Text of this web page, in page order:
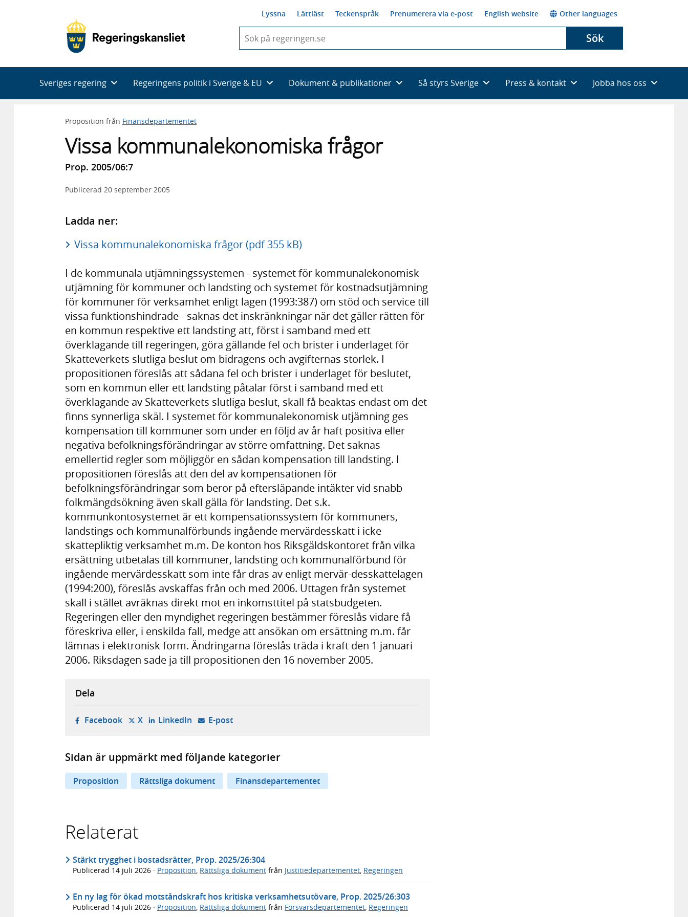
Lyssna Lättläst Teckenspråk Prenumerera via e-post English website Other languages
du
skriva
framträder
en
Sök
Sveriges regering Regeringens politik i Sverige & EU Dokument & publikationer Så styrs Sverige Press & kontakt Jobba hos oss
Proposition från Finansdepartementet
Vissa kommunalekonomiska frågor
Prop. 2005/06:7
Publicerad 20 september 2005
Ladda ner:
Vissa kommunalekonomiska frågor (pdf 355 kB)
I de kommunala utjämningssystemen - systemet för kommunalekonomisk
utjämning för kommuner och landsting och systemet för kostnadsutjämning
för kommuner för verksamhet enligt lagen (1993:387) om stöd och service till
vissa funktionshindrade - saknas det inskränkningar när det gäller rätten för
en kommun respektive ett landsting att, först i samband med ett
överklagande till regeringen, göra gällande fel och brister i underlaget för
Skatteverkets slutliga beslut om bidragens och avgifternas storlek. I
propositionen föreslås att sådana fel och brister i underlaget för beslutet,
som en kommun eller ett landsting påtalar först i samband med ett
överklagande av Skatteverkets slutliga beslut, skall få beaktas endast om det
finns synnerliga skäl. I systemet för kommunalekonomisk utjämning ges
kompensation till kommuner som under en följd av år haft positiva eller
negativa befolkningsförändringar av större omfattning. Det saknas
emellertid regler som möjliggör en sådan kompensation till landsting. I
propositionen föreslås att den del av kompensationen för
befolkningsförändringar som beror på eftersläpande intäkter vid snabb
folkmängdsökning även skall gälla för landsting. Det s.k.
kommunkontosystemet är ett kompensationssystem för kommuners,
landstings och kommunalförbunds ingående mervärdesskatt i icke
skattepliktig verksamhet m.m. De konton hos Riksgäldskontoret från vilka
ersättning utbetalas till kommuner, landsting och kommunalförbund för
ingående mervärdesskatt som inte får dras av enligt mervär-desskattelagen
(1994:200), föreslås avskaffas från och med 2006. Uttagen från systemet
skall i stället avräknas direkt mot en inkomsttitel på statsbudgeten.
Regeringen eller den myndighet regeringen bestämmer föreslås vidare få
föreskriva eller, i enskilda fall, medge att ansökan om ersättning m.m. får
lämnas i elektronisk form. Ändringarna föreslås träda i kraft den 1 januari
2006. Riksdagen sade ja till propositionen den 16 november 2005.
Dela
Facebook- öppnas i ny flik, extern webbplats,
X- öppnas i ny flik, extern webbplats,
LinkedIn- öppnas i ny flik, extern webbplats,
E-post- öppnar din e-postklient,
Sidan är uppmärkt med följande kategorier
Proposition Rättsliga dokument Finansdepartementet
Relaterat
Stärkt trygghet i bostadsrätter, Prop. 2025/26:304
Publicerad 14 juli 2026 · Proposition Rättsliga dokument från Justitiedepartementet Regeringen
En ny lag för ökad motståndskraft hos kritiska verksamhetsutövare, Prop. 2025/26:303
Publicerad 14 juli 2026 · Proposition, Rättsliga dokument från Försvarsdepartementet, Regeringen